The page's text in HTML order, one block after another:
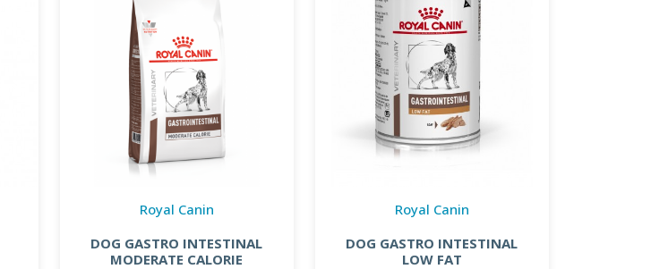
Royal Canin
DOG GASTRO INTESTINAL
MODERATE CALORIE
Royal Canin
DOG GASTRO INTESTINAL
LOW FAT